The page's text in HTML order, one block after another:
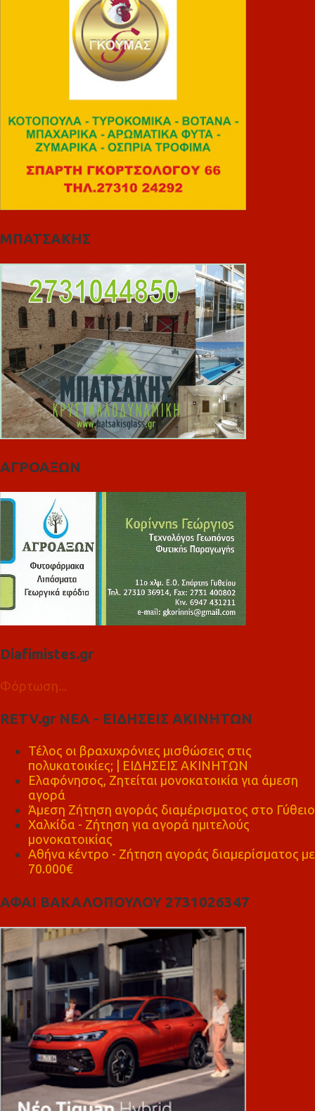
ΜΠΑΤΣΑΚΗΣ
ΑΓΡΟΑΞΩΝ
Diafimistes.gr
Φόρτωση...
RETV.gr ΝΕΑ - ΕΙΔΗΣΕΙΣ ΑΚΙΝΗΤΩΝ
Τέλος οι βραχυχρόνιες μισθώσεις στις
πολυκατοικίες; | ΕΙΔΗΣΕΙΣ ΑΚΙΝΗΤΩΝ
Ελαφόνησος, Ζητείται μονοκατοικία για άμεση
αγορά
Άμεση Ζήτηση αγοράς διαμέρισματος στο Γύθειο
Χαλκίδα - Ζήτηση για αγορά ημιτελούς
μονοκατοικίας
Αθήνα κέντρο - Ζήτηση αγοράς διαμερίσματος με
70.000€
ΑΦΑΙ ΒΑΚΑΛΟΠΟΥΛΟΥ 2731026347